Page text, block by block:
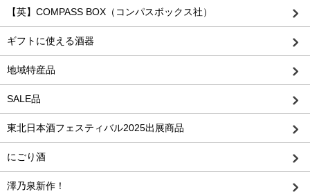
【英】COMPASS BOX（コンパスボックス社）
ギフトに使える酒器
地域特産品
SALE品
東北日本酒フェスティバル2025出展商品
にごり酒
澤乃泉新作！